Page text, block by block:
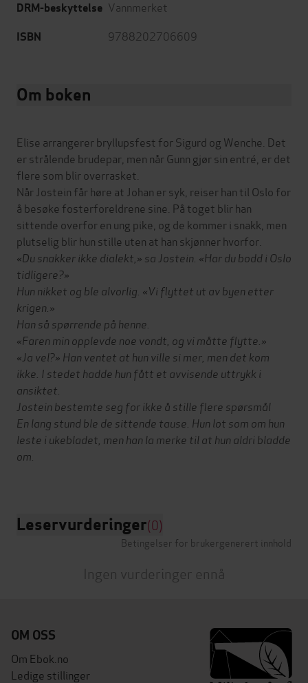
DRM-beskyttelse Vannmerket
ISBN 9788202706609
Om boken
Elise arrangerer bryllupsfest for Sigurd og Wenche. Det
er strålende brudepar, men når Gunn gjør sin entré, er det
flere som blir overrasket.
Når Jostein får høre at Johan er syk, reiser han til Oslo for
å besøke fosterforeldrene sine. På toget blir han
sittende overfor en ung pike, og de kommer i snakk, men
plutselig blir hun stille uten at han skjønner hvorfor.
«Du snakker ikke dialekt,» sa Jostein. «Har du bodd i Oslo
tidligere?»
Hun nikket og ble alvorlig. «Vi flyttet ut av byen etter
krigen.»
Han så spørrende på henne.
«Faren min opplevde noe vondt, og vi måtte flytte.»
«Ja vel?» Han ventet at hun ville si mer, men det kom
ikke. I stedet hadde hun fått et avvisende uttrykk i
ansiktet.
Jostein bestemte seg for ikke å stille flere spørsmål
En lang stund ble de sittende tause. Hun lot som om hun
leste i ukebladet, men han la merke til at hun aldri bladde
om.
Leservurderinger(0)
Betingelser for brukergenerert innhold
Ingen vurderinger ennå
OM OSS
Om Ebok.no
Ledige stillinger